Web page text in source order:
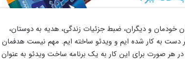
خودمان و دیگران، ضبط جزئیات زندگی، هدیه به دوستان،
به کار شده ایم و ویدئو ساخته ایم. مهم نیست هدفمان
هر صورت برای این کار به یک برنامه ساخت ویدئو به عنوان